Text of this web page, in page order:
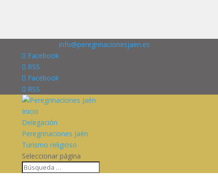
info@peregrinacionesjaen.es
Facebook
RSS
Facebook
RSS
Inicio
Delegación
Peregrinaciones Jaén
Turismo religioso
Seleccionar página